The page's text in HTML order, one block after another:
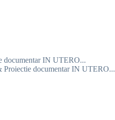
documentar IN UTERO...
Proiectie documentar IN UTERO...